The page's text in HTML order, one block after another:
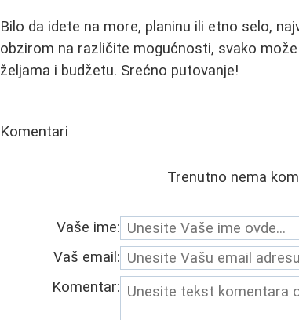
Bilo da idete na more, planinu ili etno selo,
obzirom na različite mogućnosti, svako
željama i budžetu. Srećno putovanje!
Komentari
Trenutno nema
Vaše ime:
Vaš email:
Komentar: